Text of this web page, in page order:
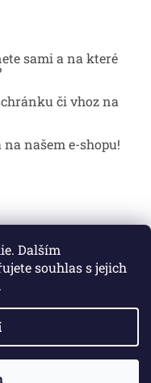
Dalším
souhlas s jejich
.
sami a na které
či vhoz na
našem e-shopu!
Dveře